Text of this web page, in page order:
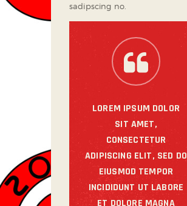
sadipscing no.
LOREM IPSUM DOLOR
SIT AMET,
CONSECTETUR
ADIPISCING ELIT, SED DO
EIUSMOD TEMPOR
INCIDIDUNT UT LABORE
ET DOLORE MAGNA